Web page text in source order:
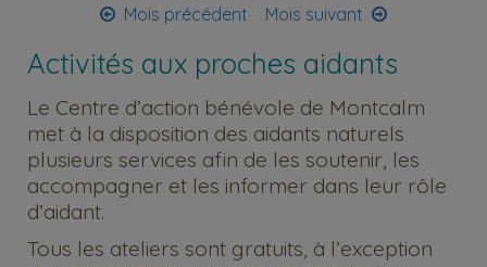
Mois précédent Mois suivant
Activités aux proches aidants
Le Centre d’action bénévole de Montcalm
met à la disposition des aidants naturels
plusieurs services afin de les soutenir, les
accompagner et les informer dans leur rôle
d’aidant.
Tous les ateliers sont gratuits, à l’exception